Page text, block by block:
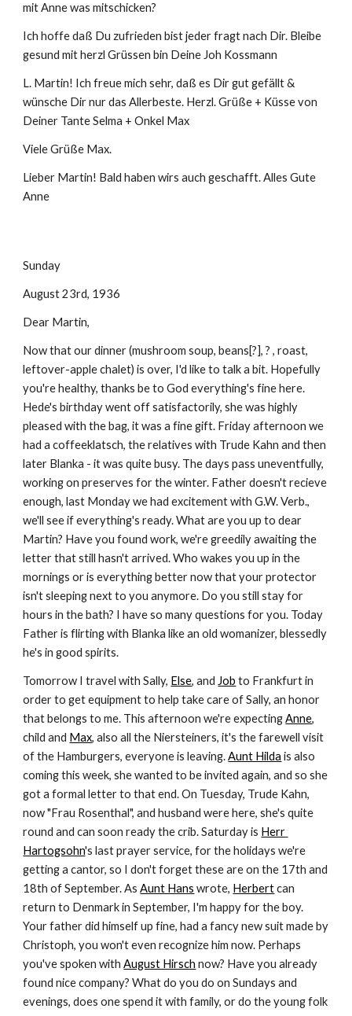
mit Anne was mitschicken?
Ich hoffe daß Du zufrieden bist jeder fragt nach Dir. Bleibe
gesund mit herzl Grüssen bin Deine Joh Kossmann
L. Martin! Ich freue mich sehr, daß es Dir gut gefällt &
wünsche Dir nur das Allerbeste. Herzl. Grüße + Küsse von
Deiner Tante Selma + Onkel Max
Viele Grüße Max.
Lieber Martin! Bald haben wirs auch geschafft. Alles Gute
Anne
Sunday
August 23rd, 1936
Dear Martin,
Now that our dinner (mushroom soup, beans[?], ? , roast,
leftover-apple chalet) is over, I'd like to talk a bit. Hopefully
you're healthy, thanks be to God everything's fine here.
Hede's birthday went off satisfactorily, she was highly
pleased with the bag, it was a fine gift. Friday afternoon we
had a coffeeklatsch, the relatives with Trude Kahn and then
later Blanka - it was quite busy. The days pass uneventfully,
working on preserves for the winter. Father doesn't recieve
enough, last Monday we had excitement with G.W. Verb.,
we'll see if everything's ready. What are you up to dear
Martin? Have you found work, we're greedily awaiting the
letter that still hasn't arrived. Who wakes you up in the
mornings or is everything better now that your protector
isn't sleeping next to you anymore. Do you still stay for
hours in the bath? I have so many questions for you. Today
Father is flirting with Blanka like an old womanizer, blessedly
he's in good spirits.
Tomorrow I travel with Sally, Else, and Job to Frankfurt in
order to get equipment to help take care of Sally, an honor
that belongs to me. This afternoon we're expecting Anne,
child and Max, also all the Niersteiners, it's the farewell visit
of the Hamburgers, everyone is leaving. Aunt Hilda is also
coming this week, she wanted to be invited again, and so she
got a formal letter to that end. On Tuesday, Trude Kahn,
now "Frau Rosenthal", and husband were here, she's quite
round and can soon ready the crib. Saturday is Herr
Hartogsohn's last prayer service, for the holidays we're
getting a cantor, so I don't forget these are on the 17th and
18th of September. As Aunt Hans wrote, Herbert can
return to Denmark in September, I'm happy for the boy.
Your father did himself up fine, had a fancy new suit made by
Christoph, you won't even recognize him now. Perhaps
you've spoken with August Hirsch now? Have you already
found nice company? What do you do on Sundays and
evenings, does one spend it with family, or do the young folk